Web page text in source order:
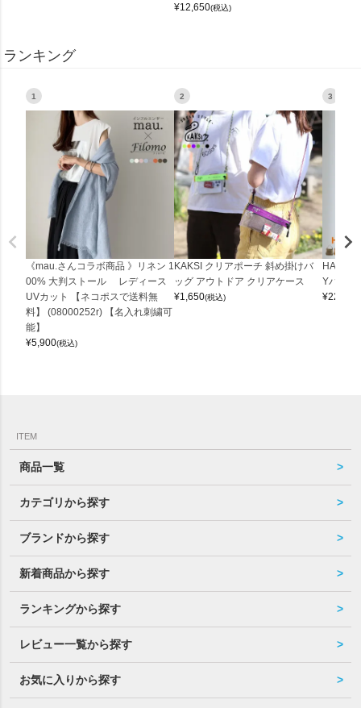
¥12,650(税込)
ランキング
1
《mau.さんコラボ商品 》リネン 1
00% 大判ストール レディース
UVカット 【ネコポスで送料無
料】 (08000252r) 【名入れ刺繍可
能】
¥5,900(税込)
2
KAKSI クリアポーチ 斜め掛けバ
ッグ アウトドア クリアケース
¥1,650(税込)
3
Yバッグ
¥22,000
ITEM
商品一覧
カテゴリから探す
ブランドから探す
新着商品から探す
ランキングから探す
レビュー一覧から探す
お気に入りから探す